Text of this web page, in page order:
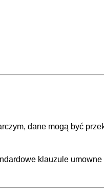
dane mogą być
klauzule